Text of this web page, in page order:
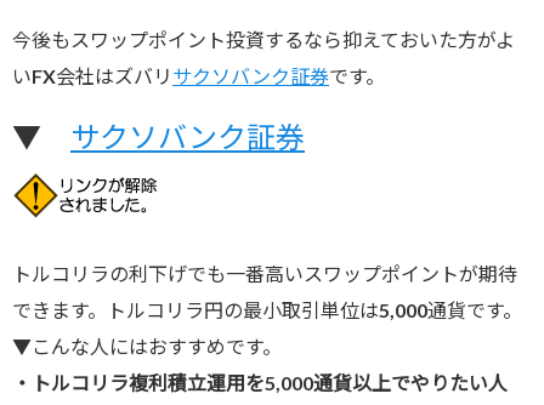
今後もスワップポイント投資するなら抑えておいた方がよ
いFX会社はズバリ サクソバンク証券です。
▼ サクソバンク証券
トルコリラの利下げでも一番高いスワップポイントが期待
できます。トルコリラ円の最小取引単位は5,000通貨です。
▼こんな人にはおすすめです。
・トルコリラ複利積立運用を5,000通貨以上でやりたい人